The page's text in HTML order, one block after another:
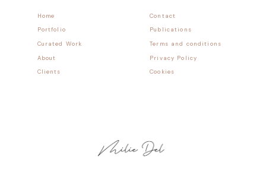
Contact
Home
Publications
Portfolio
Terms and conditions
Curated Work
Privacy Policy
About
Cookies
Clients